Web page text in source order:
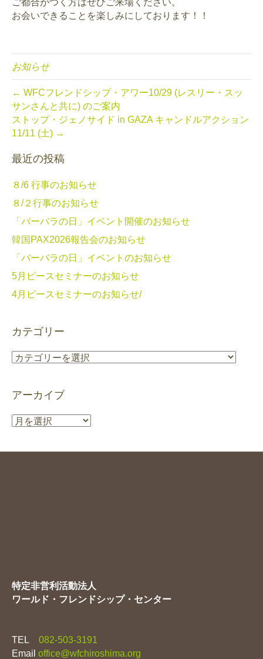
ご都合がつく方はぜひご来場ください。
お会いできることを楽しみにしております！！
お知らせ
← WFCフレンドシップ・アワー10/29 (レスリー・スッ
サンさんと共に) のご案内
ストップ・ジェノサイド in GAZA キャンドルアクション
11/11 (土) →
最近の投稿
８/6 行事のお知らせ
８/２行事のお知らせ
「バーバラの日」イベント開催のお知らせ
韓国PAX2026報告会のお知らせ
「バーバラの日」イベントのお知らせ
5月ピースセミナーのお知らせ
4月ピースセミナーのお知らせ/
カテゴリー
カ
リ
アーカイブ
ア
特定非営利活動法人
ワールド・フレンドシップ・センター
TEL
082-503-3191
Email office@wfchiroshima.org